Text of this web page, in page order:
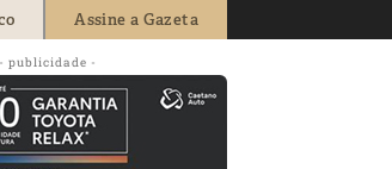
Assine a Gazeta
- publicidade -